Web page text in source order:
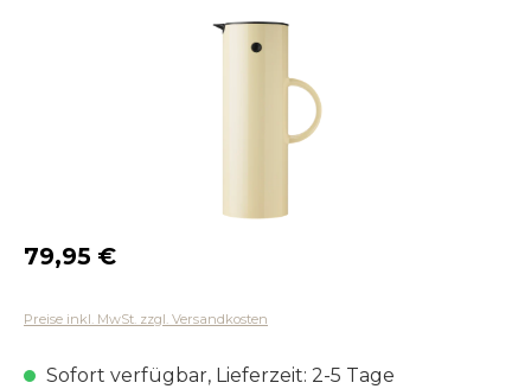
Regulärer Preis:
79,95 €
Preise inkl. MwSt. zzgl. Versandkosten
Sofort verfügbar, Lieferzeit: 2-5 Tage